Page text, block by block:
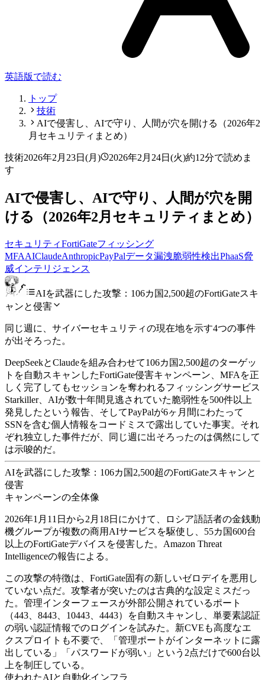
英語版で読む
トップ
技術
AIで侵害し、AIで守り、人間が穴を開ける（2026年2
月セキュリティまとめ）
技術2026年2月23日(月) 2026年2月24日(火)約12分で読めま
す
AIで侵害し、AIで守り、人間が穴を開
ける（2026年2月セキュリティまとめ）
セキュリティFortiGateフィッシング
MFAAIClaudeAnthropicPayPalデータ漏洩脆弱性検出PhaaS脅
威インテリジェンス
AIを武器にした攻撃：106カ国2,500超のFortiGateスキ
ャンと侵害
同じ週に、サイバーセキュリティの現在地を示す4つの事件
が出そろった。
DeepSeekとClaudeを組み合わせて106カ国2,500超のターゲッ
トを自動スキャンしたFortiGate侵害キャンペーン、MFAを正
しく完了してもセッションを奪われるフィッシングサービス
Starkiller、AIが数十年間見逃されていた脆弱性を500件以上
発見したという報告、そしてPayPalが6ヶ月間にわたって
SSNを含む個人情報をコードミスで露出していた事実。それ
ぞれ独立した事件だが、同じ週に出そろったのは偶然にして
は示唆的だ。
AIを武器にした攻撃：106カ国2,500超のFortiGateスキャンと
侵害
キャンペーンの全体像
2026年1月11日から2月18日にかけて、ロシア語話者の金銭動
機グループが複数の商用AIサービスを駆使し、55カ国600台
以上のFortiGateデバイスを侵害した。Amazon Threat
Intelligenceの報告による。
この攻撃の特徴は、FortiGate固有の新しいゼロデイを悪用し
ていない点だ。攻撃者が突いたのは古典的な設定ミスだっ
た。管理インターフェースが外部公開されているポート
（443、8443、10443、4443）を自動スキャンし、単要素認証
の弱い認証情報でのログインを試みた。新CVEも高度なエ
クスプロイトも不要で、「管理ポートがインターネットに露
出している」「パスワードが弱い」という2点だけで600台以
上を制圧している。
使われたAIと自動化インフラ